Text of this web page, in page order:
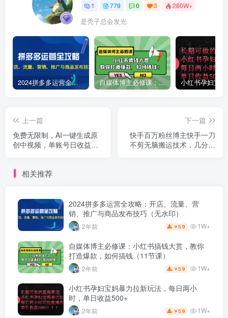
1 779 0 3 280W+
是秃子总会发光
2024拼多多运营全攻略：开店、流量、营销、推广与商品发布技巧（无水印） 自媒体博主必修课：小红书搞钱大赏，教你打造爆款，如何搞钱（11节课）
上一篇
免费无限制，AI一键生成原
创中视频，单账号日收益
下一篇
快手百万粉丝博主快手一刀
不剪无脑搬运技术，几分钟
相关推荐
2024拼多多运营全攻略：开店、流量、营
销、推广与商品发布技巧（无水印）
2年前 ￥5.9 1W+
自媒体博主必修课：小红书搞钱大赏，教你
打造爆款，如何搞钱（11节课）
2年前 ￥5.9 1W+
小红书孕妇宝妈暴力拉新玩法，每日两小
时，单日收益500+
2年前 ￥5.9 1W+